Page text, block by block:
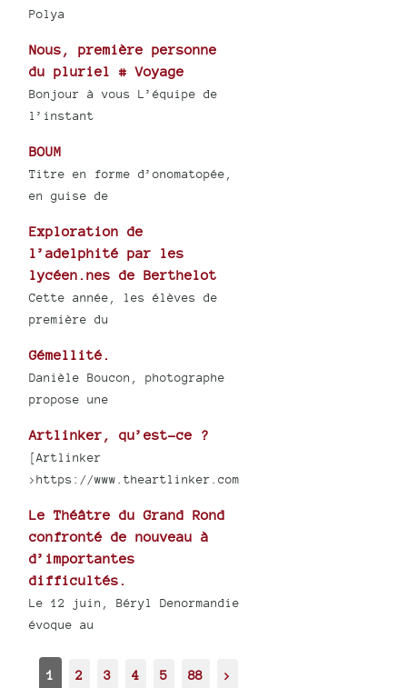
Polya
Nous, première personne
du pluriel # Voyage
Bonjour à vous L’équipe de
l’instant
BOUM
Titre en forme d’onomatopée,
en guise de
Exploration de
l’adelphité par les
lycéen.nes de Berthelot
Cette année, les élèves de
première du
Gémellité.
Danièle Boucon, photographe
propose une
Artlinker, qu’est-ce ?
[Artlinker
>https://www.theartlinker.com
Le Théâtre du Grand Rond
confronté de nouveau à
d’importantes
difficultés.
Le 12 juin, Béryl Denormandie
évoque au
1 2 3 4 5 88 >